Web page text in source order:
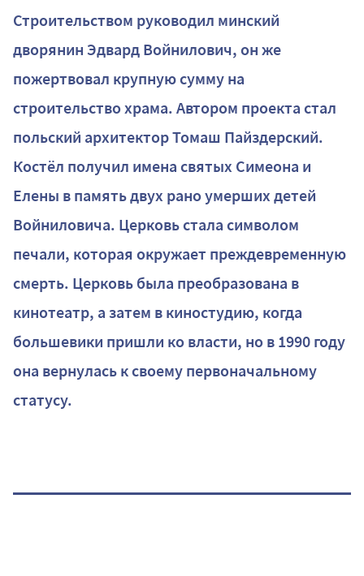
Строительством руководил минский
дворянин Эдвард Войнилович, он же
пожертвовал крупную сумму на
строительство храма. Автором проекта стал
польский архитектор Томаш Пайздерский.
Костёл получил имена святых Симеона и
Елены в память двух рано умерших детей
Войниловича. Церковь стала символом
печали, которая окружает преждевременную
смерть. Церковь была преобразована в
кинотеатр, а затем в киностудию, когда
большевики пришли ко власти, но в 1990 году
она вернулась к своему первоначальному
статусу.